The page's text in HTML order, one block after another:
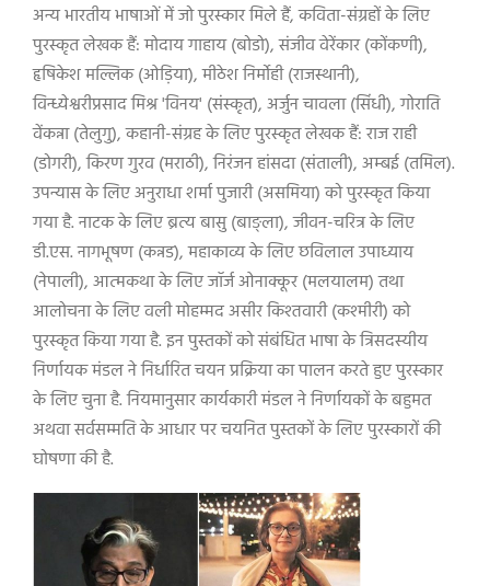
अन्य भारतीय भाषाओं में जो पुरस्कार मिले हैं,कविता-संग्रहों के लिए
पुरस्कृत लेखक हैं: मोदाय गाहाय (बोडो),संजीव वेरेंकार (कोंकणी),
हृषिकेश मल्लिक (ओड़िया),मीठेश निर्मोही (राजस्थानी),
विन्ध्येश्वरीप्रसाद मिश्र'विनय' (संस्कृत),अर्जुन चावला (सिंधी),गोराति
वेंकन्ना (तेलुगु),कहानी-संग्रह के लिए पुरस्कृत लेखक हैं: राज राही
(डोगरी),किरण गुरव (मराठी),निरंजन हांसदा (संताली),अम्बई (तमिल).
उपन्यास के लिए अनुराधा शर्मा पुजारी (असमिया)को पुरस्कृत किया
गया है. नाटक के लिए ब्रत्य बासु (बाङ्ला),जीवन-चरित्र के लिए
डी.एस. नागभूषण (कन्नड),महाकाव्य के लिए छविलाल उपाध्याय
(नेपाली),आत्मकथा के लिए जॉर्ज ओनाक्कूर (मलयालम) तथा
आलोचना के लिए वली मोहम्मद असीर किश्तवारी (कश्मीरी) को
पुरस्कृत किया गया है. इन पुस्तकों को संबंधित भाषा के त्रिसदस्यीय
निर्णायक मंडल ने निर्धारित चयन प्रक्रिया का पालन करते हुए पुरस्कार
के लिए चुना है. नियमानुसार कार्यकारी मंडल ने निर्णायकों के बहुमत
अथवा सर्वसम्मति के आधार पर चयनित पुस्तकों के लिए पुरस्कारों की
घोषणा की है.